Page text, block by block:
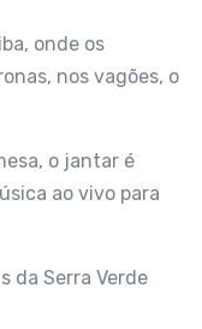
onde os
nos vagões, o
o jantar é
ao vivo para
da Serra Verde